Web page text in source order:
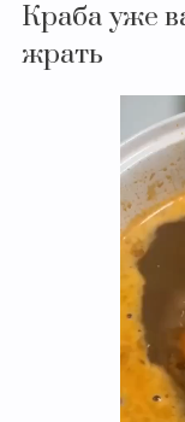
Краба уже
жрать